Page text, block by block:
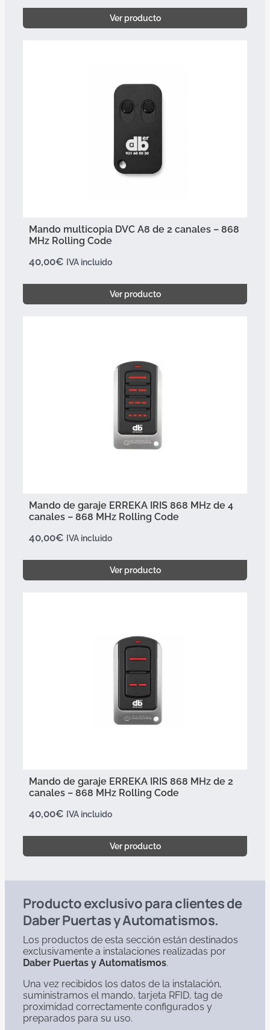
Ver producto
Mando multicopia DVC A8 de 2 canales – 868
MHz Rolling Code
40,00€ IVA incluido
Ver producto
Mando de garaje ERREKA IRIS 868 MHz de 4
canales – 868 MHz Rolling Code
40,00€ IVA incluido
Ver producto
Mando de garaje ERREKA IRIS 868 MHz de 2
canales – 868 MHz Rolling Code
40,00€ IVA incluido
Ver producto
Producto exclusivo para clientes de
Daber Puertas y Automatismos.
Los productos de esta sección están destinados
exclusivamente a instalaciones realizadas por
Daber Puertas y Automatismos.
Una vez recibidos los datos de la instalación,
suministramos el mando, tarjeta RFID, tag de
proximidad correctamente configurados y
preparados para su uso.